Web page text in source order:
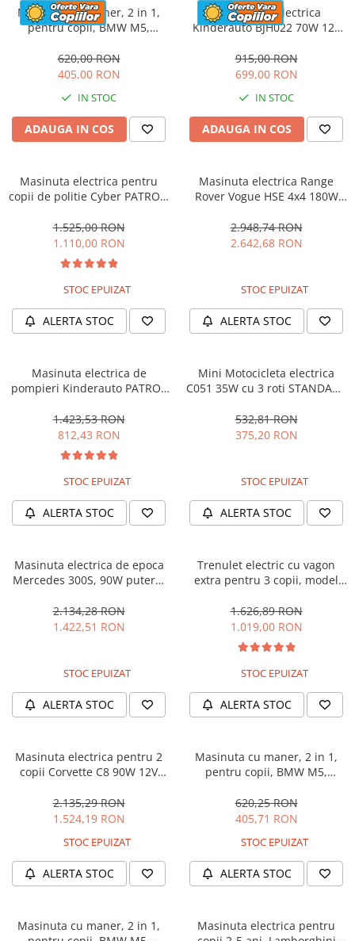
Masinuta cu maner, 2 in 1,
pentru copii, BMW M5,
620,00 RON
405,00 RON
IN STOC
ADAUGA IN COS
Motocicleta electrica
Kinderauto BJH022 70W 12V
culoare Rosie
915,00 RON
699,00 RON
IN STOC
ADAUGA IN COS
Masinuta electrica pentru
copii de politie Cyber PATROL,
90W, 12V, Black & White
1.525,00 RON
1.110,00 RON
STOC EPUIZAT
ALERTA STOC
Masinuta electrica Range
Rover Vogue HSE 4x4 180W
2.948,74 RON
2.642,68 RON
STOC EPUIZAT
ALERTA STOC
Masinuta electrica de
pompieri Kinderauto PATROL
1.423,53 RON
812,43 RON
STOC EPUIZAT
ALERTA STOC
Mini Motocicleta electrica
C051 35W cu 3 roti STANDARD
532,81 RON
375,20 RON
STOC EPUIZAT
ALERTA STOC
Masinuta electrica de epoca
Mercedes 300S, 90W putere,
2.134,28 RON
1.422,51 RON
STOC EPUIZAT
ALERTA STOC
Trenulet electric cu vagon
extra pentru 3 copii, model
music player, albastru
1.626,89 RON
1.019,00 RON
STOC EPUIZAT
ALERTA STOC
Masinuta electrica pentru 2
copii Corvette C8 90W 12V
2.135,29 RON
1.524,19 RON
STOC EPUIZAT
ALERTA STOC
Masinuta cu maner, 2 in 1,
pentru copii, BMW M5,
620,25 RON
405,71 RON
STOC EPUIZAT
ALERTA STOC
Masinuta cu maner, 2 in 1,
Masinuta electrica pentru